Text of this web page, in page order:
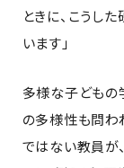
ときに、こうし
います」
多様な子どもの
の多様性も問わ
ではない教員が